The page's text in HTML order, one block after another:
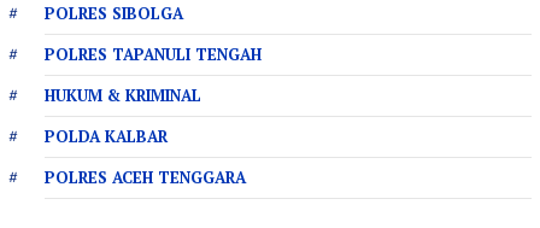
POLRES SIBOLGA
POLRES TAPANULI TENGAH
HUKUM & KRIMINAL
POLDA KALBAR
POLRES ACEH TENGGARA